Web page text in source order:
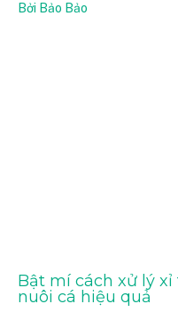
Bởi Bảo Bảo
Bật mí cách xử lý
nuôi cá hiệu quả